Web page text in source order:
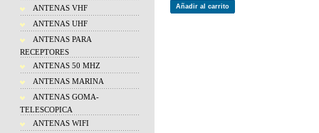
ANTENAS VHF
ANTENAS UHF
ANTENAS PARA
RECEPTORES
ANTENAS 50 MHZ
ANTENAS MARINA
ANTENAS GOMA-
TELESCOPICA
ANTENAS WIFI
Añadir al carrito